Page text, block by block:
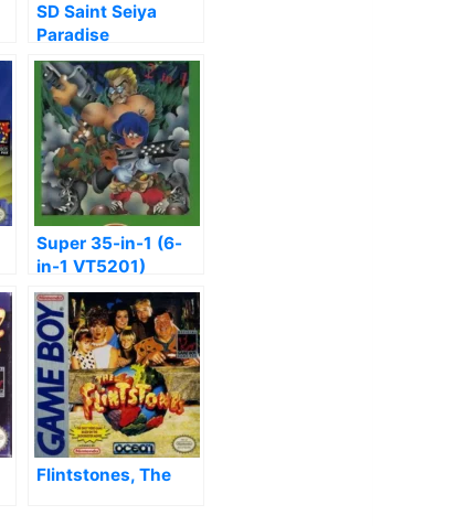
SD Saint Seiya
Paradise
Super 35-in-1 (6-
in-1 VT5201)
Flintstones, The